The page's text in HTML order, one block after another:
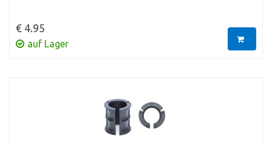
€ 4.95
auf Lager